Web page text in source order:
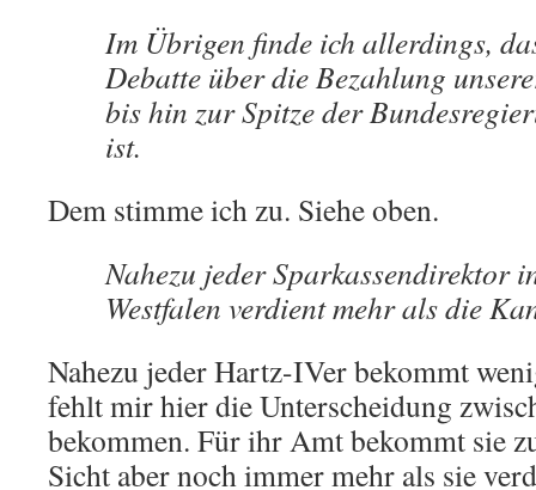
Im Übrigen finde ich allerdings,
Debatte über die Bezahlung
bis hin zur Spitze der
ist.
Dem stimme ich zu. Siehe oben.
Nahezu jeder Sparkassendirektor
Westfalen verdient mehr als die
Nahezu jeder Hartz-IVer bekommt
fehlt mir hier die Unterscheidung
bekommen. Für ihr Amt bekommt sie
Sicht aber noch immer mehr als sie